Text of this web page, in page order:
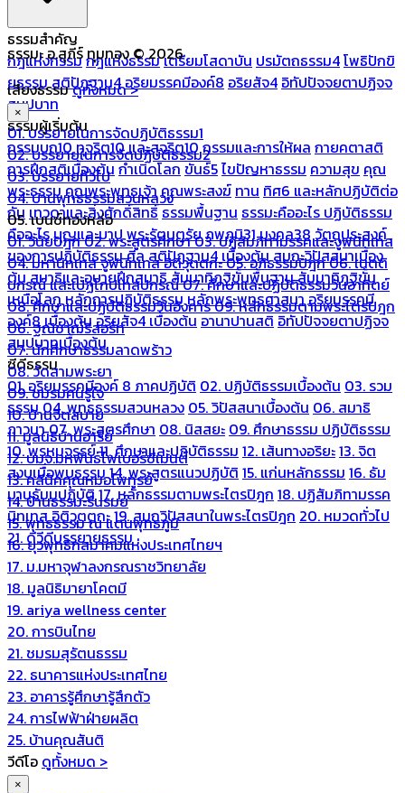
ธรรมสำคัญ
กฎแห่งกรรมกฎแห่งธรรมเตรียมโสดาบัน ปรมัตถธรรม4โพธิปักขิ
ยธรรมสติปัฏฐาน4อริยมรรคมีองค์8 อริยสัจ4 อิทัปปัจจยตาปฏิจจ
สมุปบาท
ธรรมผู้เริ่มต้น
กรรมบถ10 ทุจริต10 และสุจริต10กรรมและการให้ผล กายคตาสติ
การฝึกสติเบื้องต้นกำเนิดโลกขันธ์5ไขปัญหาธรรม ความสุข คุณ
พระธรรมคุณพระพุทธเจ้าคุณพระสงฆ์ ทาน ทิศ6 และหลักปฏิบัติต่อ
กันเทวดาและสิ่งศักดิ์สิทธิ์ธรรมพื้นฐาน ธรรมะคืออะไร ปฏิบัติธรรม
คืออะไรบุญและบาปพระรัตนตรัยภพภูมิ31 มงคล38 วัตถุประสงค์
ของการปฏิบัติธรรมศีลสติปัฏฐาน4 เบื้องต้นสมถะวิปัสสนาเบื้อง
ต้นสมาธิและอุบายฝึกสมาธิสัมมาทิฏฐิขั้นพื้นฐานสัมมาทิฏฐิขั้น
เหนือโลกหลักการปฏิบัติธรรมหลักพระพุทธศาสนาอริยมรรคมี
องค์8 เบื้องต้นอริยสัจ4 เบื้องต้นอานาปานสติอิทัปปัจจยตาปฏิจจ
สมุปบาทเบื้องต้น
ซีดีธรรม
01. อริยมรรคมีองค์ 8 ภาคปฏิบัติ 02. ปฏิบัติธรรมเบื้องต้น 03. รวม
ธรรม04. พุทธธรรมสวนหลวง 05. วิปัสสนาเบื้องต้น 06. สมาธิ
ภาวนา07. พระสูตรศึกษา 08. นิสสยะ 09. ศึกษาธรรม ปฏิบัติธรรม
10. พรหมจรรย์11. ศึกษาและปฏิบัติธรรม 12. เส้นทางอริยะ13. จิต
สงบเมื่อพบธรรม14. พระสูตรแนวปฏิบัติ 15. แก่นหลักธรรม 16. ธัม
มานุธัมมปฏิบัติ17. หลักธรรมตามพระไตรปิฎก 18. ปฏิสัมภิทามรรค
นิทเทส อิติวุตตกะ19. สมถวิปัสสนาในพระไตรปิฎก 20. หมวดทั่วไป
21. ดีวีดีบรรยายธรรม
ธรรมะ อ.สุภีร์ ทุมทอง © 2026
เสียงธรรมดูทั้งหมด >
×
01. บรรยายในการจัดปฏิบัติธรรม1
02. บรรยายในการจัดปฏิบัติธรรม2
03. บรรยายทั่วไป
04. บ้านพุทธธรรมสวนหลวง
05. เบนซ์ทองหล่อ
01. วินัยปิฎก02. พระสูตรศึกษา03. ปฏิสัมภิทามรรคและจูฬนิทเทส
04. มหานิทเทส จูฬนิทเทส อิติวุตตกะ05. อภิธรรมปิฎก06. เนตติ
ปกรณ์ และเปฏโกปเทสปกรณ์07. ศึกษาและปฏิบัติธรรมวันอาทิตย์
08. ศึกษาและปฏิบัติธรรมวันอังคาร09. หลักธรรมตามพระไตรปิฎก
06. ฐณิชาฌ์รีสอร์ท
07. นักศึกษาธรรมลาดพร้าว
08. วัดสามพระยา
09. ชมรมคนรู้ใจ
10. บ้านจิตสบาย
11. มูลนิธิบ้านอารีย์
12. บมจ.มหพันธ์ไฟเบอร์ซีเมนต์
13. คลีนิคคุณหมอไพทูรย์
14. บ้านธรรมะรื่นรมย์
15. พุทธธรรม ณ แดนพุทธภูมิ
16. ยุวพุทธิกสมาคมแห่งประเทศไทยฯ
17. ม.มหาจุฬาลงกรณราชวิทยาลัย
18. มูลนิธิมายาโคตมี
19. ariya wellness center
20. การบินไทย
21. ชมรมสุรัตนธรรม
22. ธนาคารแห่งประเทศไทย
23. อาคารรู้ศึกษารู้สึกตัว
24. การไฟฟ้าฝ่ายผลิต
25. บ้านคุณสันติ
วีดีโอ ดูทั้งหมด >
×